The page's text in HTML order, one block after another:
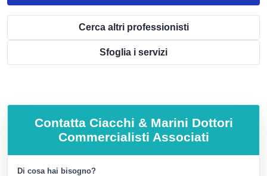
Cerca altri professionisti
Sfoglia i servizi
Contatta Ciacchi & Marini Dottori
Commercialisti Associati
Di cosa hai bisogno?